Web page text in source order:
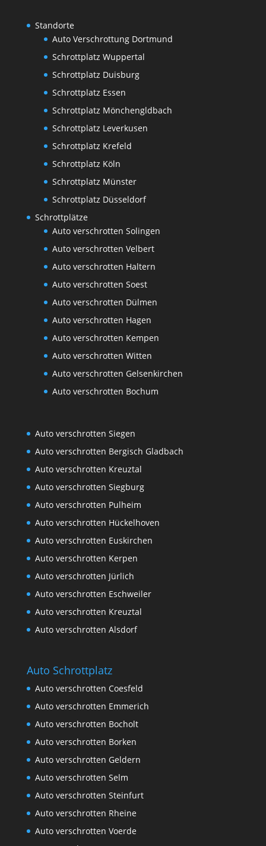
Standorte
Auto Verschrottung Dortmund
Schrottplatz Wuppertal
Schrottplatz Duisburg
Schrottplatz Essen
Schrottplatz Mönchengldbach
Schrottplatz Leverkusen
Schrottplatz Krefeld
Schrottplatz Köln
Schrottplatz Münster
Schrottplatz Düsseldorf
Schrottplätze
Auto verschrotten Solingen
Auto verschrotten Velbert
Auto verschrotten Haltern
Auto verschrotten Soest
Auto verschrotten Dülmen
Auto verschrotten Hagen
Auto verschrotten Kempen
Auto verschrotten Witten
Auto verschrotten Gelsenkirchen
Auto verschrotten Bochum
Auto verschrotten Siegen
Auto verschrotten Bergisch Gladbach
Auto verschrotten Kreuztal
Auto verschrotten Siegburg
Auto verschrotten Pulheim
Auto verschrotten Hückelhoven
Auto verschrotten Euskirchen
Auto verschrotten Kerpen
Auto verschrotten Jürlich
Auto verschrotten Eschweiler
Auto verschrotten Kreuztal
Auto verschrotten Alsdorf
Auto Schrottplatz
Auto verschrotten Coesfeld
Auto verschrotten Emmerich
Auto verschrotten Bocholt
Auto verschrotten Borken
Auto verschrotten Geldern
Auto verschrotten Selm
Auto verschrotten Steinfurt
Auto verschrotten Rheine
Auto verschrotten Voerde